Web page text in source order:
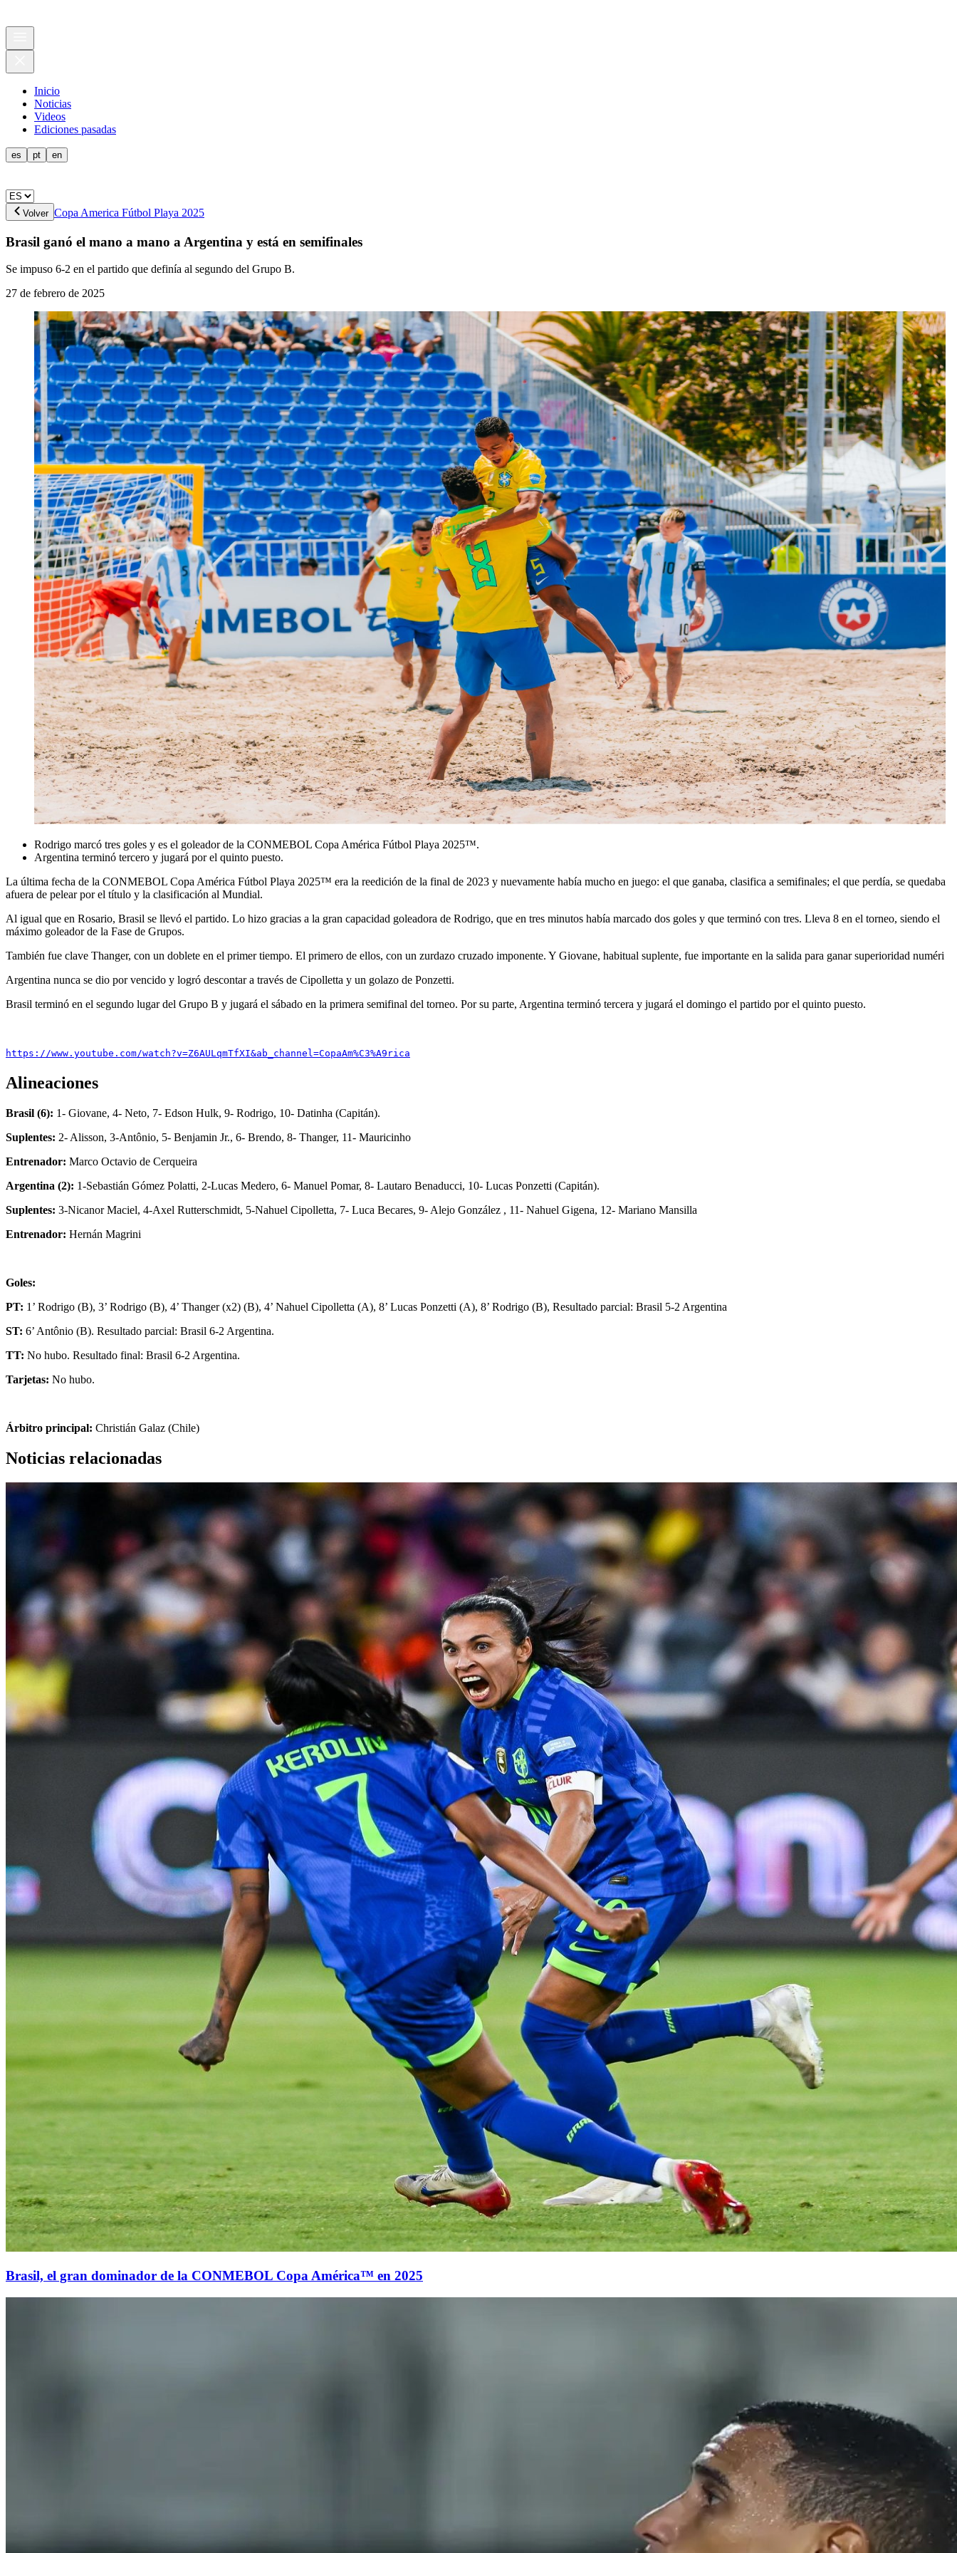
Inicio
Noticias
Videos
Ediciones pasadas
es pt en
Volver Copa America Fútbol Playa 2025
Brasil ganó el mano a mano a Argentina y está en semifinales
Se impuso 6-2 en el partido que definía al segundo del Grupo B.
27 de febrero de 2025
Rodrigo marcó tres goles y es el goleador de la CONMEBOL Copa América Fútbol Playa 2025™.
Argentina terminó tercero y jugará por el quinto puesto.
La última fecha de la CONMEBOL Copa América Fútbol Playa 2025™ era la reedición de la final de 2023 y nuevamente había mucho en juego: el que ganaba, clasifica a semifinales; el que perdía, se quedaba
afuera de pelear por el título y la clasificación al Mundial.
Al igual que en Rosario, Brasil se llevó el partido. Lo hizo gracias a la gran capacidad goleadora de Rodrigo, que en tres minutos había marcado dos goles y que terminó con tres. Lleva 8 en el torneo, siendo el
máximo goleador de la Fase de Grupos.
También fue clave Thanger, con un doblete en el primer tiempo. El primero de ellos, con un zurdazo cruzado imponente. Y Giovane, habitual suplente, fue importante en la salida para ganar superioridad numéri
Argentina nunca se dio por vencido y logró descontar a través de Cipolletta y un golazo de Ponzetti.
Brasil terminó en el segundo lugar del Grupo B y jugará el sábado en la primera semifinal del torneo. Por su parte, Argentina terminó tercera y jugará el domingo el partido por el quinto puesto.
https://www.youtube.com/watch?v=Z6AULqmTfXI&ab_channel=CopaAm%C3%A9rica
Alineaciones
Brasil (6): 1- Giovane, 4- Neto, 7- Edson Hulk, 9- Rodrigo, 10- Datinha (Capitán).
Suplentes: 2- Alisson, 3-Antônio, 5- Benjamin Jr., 6- Brendo, 8- Thanger, 11- Mauricinho
Entrenador: Marco Octavio de Cerqueira
Argentina (2): 1-Sebastián Gómez Polatti, 2-Lucas Medero, 6- Manuel Pomar, 8- Lautaro Benaducci, 10- Lucas Ponzetti (Capitán).
Suplentes: 3-Nicanor Maciel, 4-Axel Rutterschmidt, 5-Nahuel Cipolletta, 7- Luca Becares, 9- Alejo González , 11- Nahuel Gigena, 12- Mariano Mansilla
Entrenador: Hernán Magrini
Goles:
PT: 1’ Rodrigo (B), 3’ Rodrigo (B), 4’ Thanger (x2) (B), 4’ Nahuel Cipolletta (A), 8’ Lucas Ponzetti (A), 8’ Rodrigo (B), Resultado parcial: Brasil 5-2 Argentina
ST: 6’ Antônio (B). Resultado parcial: Brasil 6-2 Argentina.
TT: No hubo. Resultado final: Brasil 6-2 Argentina.
Tarjetas: No hubo.
Árbitro principal: Christián Galaz (Chile)
Noticias relacionadas
Brasil, el gran dominador de la CONMEBOL Copa América™ en 2025